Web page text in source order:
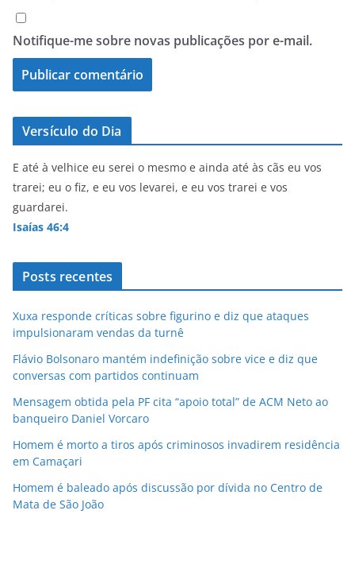
Notifique-me sobre novas publicações por e-mail.
Versículo do Dia
E até à velhice eu serei o mesmo e ainda até às cãs eu vos
trarei; eu o fiz, e eu vos levarei, e eu vos trarei e vos
guardarei.
Isaías 46:4
Posts recentes
Xuxa responde críticas sobre figurino e diz que ataques
impulsionaram vendas da turnê
Flávio Bolsonaro mantém indefinição sobre vice e diz que
conversas com partidos continuam
Mensagem obtida pela PF cita “apoio total” de ACM Neto ao
banqueiro Daniel Vorcaro
Homem é morto a tiros após criminosos invadirem residência
em Camaçari
Homem é baleado após discussão por dívida no Centro de
Mata de São João